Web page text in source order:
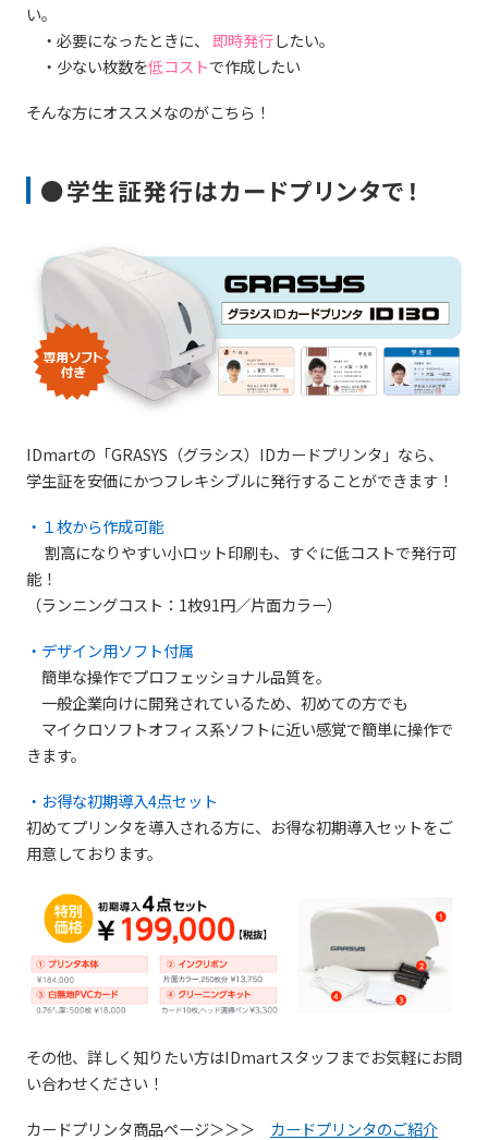
い。
・必要になったときに、 即時発行したい。
・少ない枚数を低コストで作成したい
そんな方にオススメなのがこちら！
●学生証発行はカードプリンタで！
IDmartの「GRASYS（グラシス）IDカードプリンタ」なら、
学生証を安価にかつフレキシブルに発行することができます！
・１枚から作成可能
割高になりやすい小ロット印刷も、すぐに低コストで発行可
能！
（ランニングコスト：1枚91円／片面カラー）
・デザイン用ソフト付属
簡単な操作でプロフェッショナル品質を。
一般企業向けに開発されているため、初めての方でも
マイクロソフトオフィス系ソフトに近い感覚で簡単に操作で
きます。
・お得な初期導入4点セット
初めてプリンタを導入される方に、お得な初期導入セットをご
用意しております。
その他、詳しく知りたい方はIDmartスタッフまでお気軽にお問
い合わせください！
カードプリンタ商品ページ＞＞＞ カードプリンタのご紹介